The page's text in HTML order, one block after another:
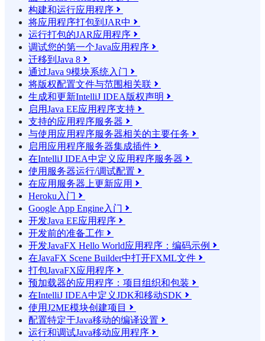
构建和运行应用程序 
将应用程序打包到JAR中 
运行打包的JAR应用程序 
调试您的第一个Java应用程序 
迁移到Java 8 
通过Java 9模块系统入门 
将版权配置文件与范围相关联 
生成和更新IntelliJ IDEA版权声明 
启用Java EE应用程序支持 
支持的应用程序服务器 
与使用应用程序服务器相关的主要任务 
启用应用程序服务器集成插件 
在IntelliJ IDEA中定义应用程序服务器 
使用服务器运行/调试配置 
在应用服务器上更新应用 
Heroku入门 
Google App Engine入门 
开发Java EE应用程序 
开发前的准备工作 
开发JavaFX Hello World应用程序：编码示例 
在JavaFX Scene Builder中打开FXML文件 
打包JavaFX应用程序 
预加载器的应用程序：项目组织和包装 
在IntelliJ IDEA中定义JDK和移动SDK 
使用J2ME模块创建项目 
配置特定于Java移动的编译设置 
运行和调试Java移动应用程序 